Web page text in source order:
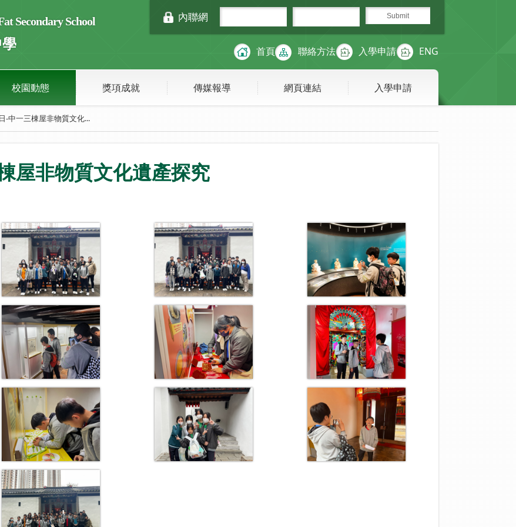
Secondary School 內聯網
首頁 聯絡方法 入學申請 ENG
校園動態 獎項成就 傳媒報導 網頁連結 入學申請
-中一三棟屋非物質文化...
屋非物質文化遺產探究